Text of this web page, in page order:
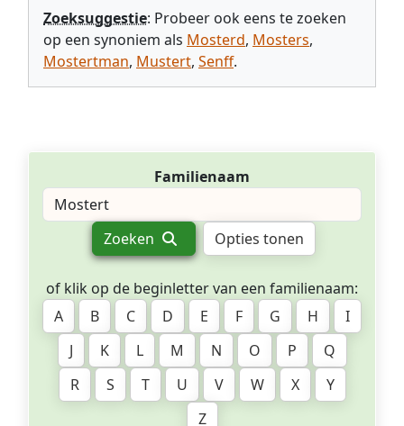
Zoeksuggestie: Probeer ook eens te zoeken
op een synoniem als Mosterd, Mosters,
Mostertman, Mustert, Senff.
Familienaam
Zoeken Opties tonen
of klik op de beginletter van een familienaam:
A
B C D E F G H
I
J
K L M N O P
Q
R
S T U V W X
Y
Z